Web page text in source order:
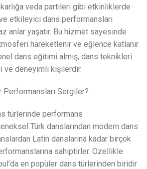
veda partileri gibi etkinliklerde
etkileyici dans performansları
anlar yaşatır. Bu hizmet sayesinde
hareketlenir ve eğlence katlanır.
dans eğitimi almış, dans teknikleri
ve deneyimli kişilerdir.
Performansları Sergiler?
türlerinde performans
Türk danslarından modern dans
Latin danslarına kadar birçok
sahiptirler. Özellikle
en popüler dans türlerinden biridir